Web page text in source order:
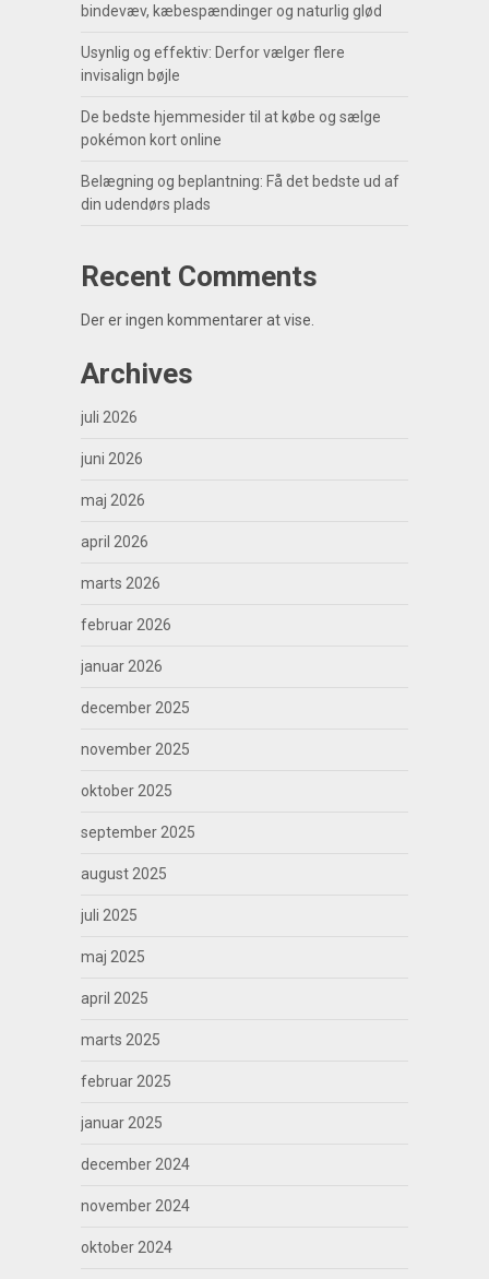
bindevæv, kæbespændinger og naturlig glød
Usynlig og effektiv: Derfor vælger flere
invisalign bøjle
De bedste hjemmesider til at købe og sælge
pokémon kort online
Belægning og beplantning: Få det bedste ud af
din udendørs plads
Recent Comments
Der er ingen kommentarer at vise.
Archives
juli 2026
juni 2026
maj 2026
april 2026
marts 2026
februar 2026
januar 2026
december 2025
november 2025
oktober 2025
september 2025
august 2025
juli 2025
maj 2025
april 2025
marts 2025
februar 2025
januar 2025
december 2024
november 2024
oktober 2024